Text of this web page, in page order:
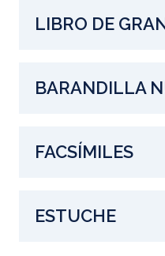
LIBRO DE
BARANDILLA
FACSÍMILES
ESTUCHE